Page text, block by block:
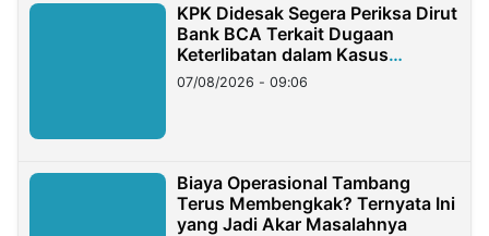
KPK Didesak Segera Periksa Dirut
Bank BCA Terkait Dugaan
Keterlibatan dalam Kasus
Hilangnya Dana Nasabah Rp2,58
Miliar
07/08/2026 - 09:06
Biaya Operasional Tambang
Terus Membengkak? Ternyata Ini
yang Jadi Akar Masalahnya